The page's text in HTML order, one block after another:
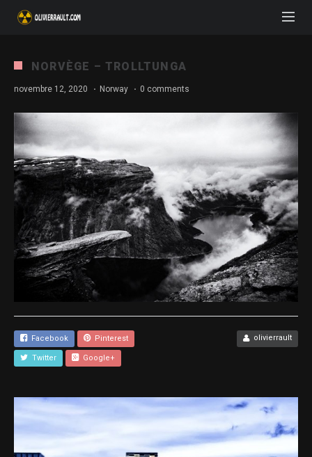
NORVÈGE – TROLLTUNGA
novembre 12, 2020 · Norway · 0 comments
Facebook Pinterest
Twitter Google+
olivierrault